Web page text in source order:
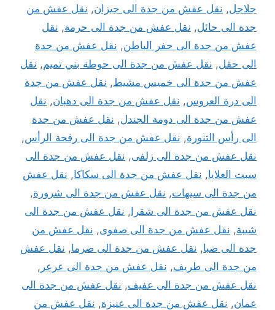
جلاجل, نقل عفش من جدة الى جيزان, نقل عفش من
جدة الى حائل, نقل عفش من جدة الى حرمة, نقل
عفش من جدة الى حفر الباطن, نقل عفش من جدة
الى حقل, نقل عفش من جدة الى حوطة بني تميم, نقل
عفش من جدة الى خميس مشيط, نقل عفش من جدة
الى درة العروس, نقل عفش من جدة الى دهبان, نقل
عفش من جدة الى دومة الجندل, نقل عفش من جدة
الى رأس التنورة, نقل عفش من جدة الى رفحة الرأس,
نقل عفش من جدة الى زلفى, نقل عفش من جدة الى
سبت العلايا, نقل عفش من جدة الى سكاكا, نقل عفش
من جدة الى سيهات, نقل عفش من جدة الى شرورة,
نقل عفش من جدة الى شقرا, نقل عفش من جدة الى
شيبة, نقل عفش من جدة الى صفوى, نقل عفش من
جدة الى ضبا, نقل عفش من جدة الى ضرما, نقل عفش
من جدة الى طريف, نقل عفش من جدة الى عرعر ,
نقل عفش من جدة الى عفيف, نقل عفش من جدة الى
عمان, نقل عفش من جدة الى عنيزة, نقل عفش من